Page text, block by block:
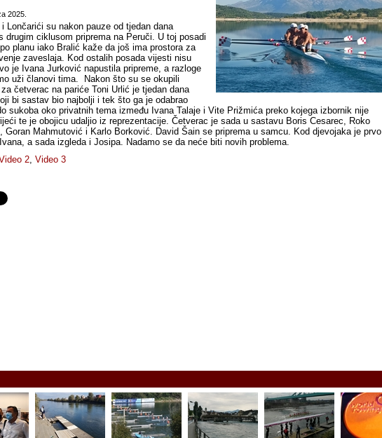
2025.
Lončarići su nakon pauze od tjedan dana
drugim ciklusom priprema na Peruči. U toj posadi
planu iako Bralić kaže da još ima prostora za
zaveslaja. Kod ostalih posada vijesti nisu
je Ivana Jurković napustila pripreme, a razloge
uži članovi tima. Nakon što su se okupili
za četverac na pariće Toni Urlić je tjedan dana
bi sastav bio najbolji i tek što ga je odabrao
sukoba oko privatnih tema između Ivana Talaje i Vite Prižmića preko kojega izbornik nije
te je obojicu udaljio iz reprezentacije. Četverac je sada u sastavu Boris Cesarec, Roko
Goran Mahmutović i Karlo Borković. David Šain se priprema u samcu. Kod djevojaka je prvo
a sada izgleda i Josipa. Nadamo se da neće biti novih problema.
2, Video 3